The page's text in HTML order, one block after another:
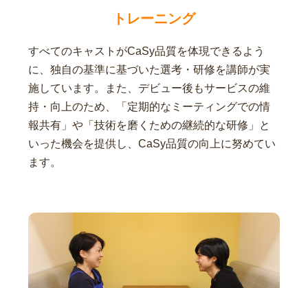
トレーニング
すべてのキャストがCaSy品質を体現できるよう
に、独自の基準に基づいた選考・研修を講師が実
施しています。また、デビュー後もサービスの維
持・向上のため、「定期的なミーティングでの情
報共有」や「技術を磨くための継続的な研修」と
いった機会を提供し、CaSy品質の向上に努めてい
ます。